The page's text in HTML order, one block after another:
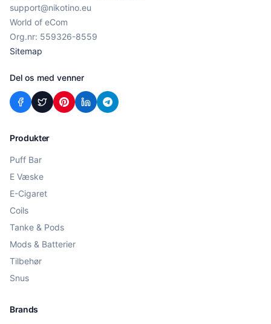
support@nikotino.eu
World of eCom
Org.nr: 559326-8559
Sitemap
Del os med venner
Produkter
Puff Bar
E Væske
E-Cigaret
Coils
Tanke & Pods
Mods & Batterier
Tilbehør
Snus
Brands